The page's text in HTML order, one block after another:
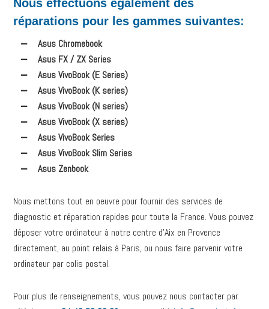
Nous effectuons également des
réparations pour les gammes suivantes:
Asus Chromebook
Asus FX / ZX Series
Asus VivoBook (E Series)
Asus VivoBook (K series)
Asus VivoBook (N series)
Asus VivoBook (X series)
Asus VivoBook Series
Asus VivoBook Slim Series
Asus Zenbook
Nous mettons tout en oeuvre pour fournir des services de
diagnostic et réparation rapides pour toute la France. Vous pouvez
déposer votre ordinateur à notre centre d’Aix en Provence
directement, au point relais à Paris, ou nous faire parvenir votre
ordinateur par colis postal.
Pour plus de renseignements, vous pouvez nous contacter par